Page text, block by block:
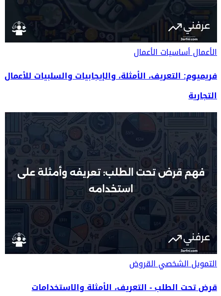
الأعمالأساسيات الأعمال
فريميوم: التعريف، الأمثلة، والإيجابيات والسلبيات للأعمال
التجارية
التمويل الشخصيالقروض
قرض تحت الطلب - التعريف، الأمثلة والاستخدامات